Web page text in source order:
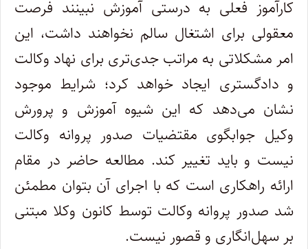
کارآموز فعلی به درستی آموزش نبینند فرصت
معقولی برای اشتغال سالم نخواهند داشت، این
امر مشکلاتی به مراتب جدی‌تری برای نهاد وکالت
و دادگستری ایجاد خواهد کرد؛ شرایط موجود
نشان می‌دهد که این شیوه آموزش و پرورش
وکیل جوابگوی مقتضیات صدور پروانه وکالت
نیست و باید تغییر کند. مطالعه حاضر در مقام
ارائه راهکاری است که با اجرای آن بتوان مطمئن
شد صدور پروانه وکالت توسط کانون وکلا مبتنی
بر سهل‌انگاری و قصور نیست.